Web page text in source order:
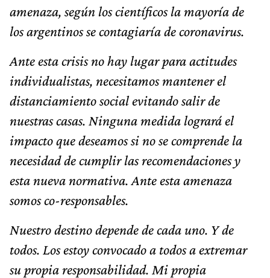
amenaza, según los científicos la mayoría de
los argentinos se contagiaría de coronavirus.
Ante esta crisis no hay lugar para actitudes
individualistas, necesitamos mantener el
distanciamiento social evitando salir de
nuestras casas. Ninguna medida logrará el
impacto que deseamos si no se comprende la
necesidad de cumplir las recomendaciones y
esta nueva normativa. Ante esta amenaza
somos co-responsables.
Nuestro destino depende de cada uno. Y de
todos. Los estoy convocado a todos a extremar
su propia responsabilidad. Mi propia